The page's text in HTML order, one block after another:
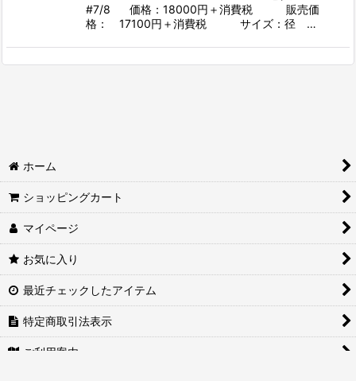
#7/8 価格：18000円＋消費税 販売価
格： 17100円＋消費税 サイズ：径 …
ホーム
ショッピングカート
マイページ
お気に入り
最近チェックしたアイテム
特定商取引法表示
ご利用案内